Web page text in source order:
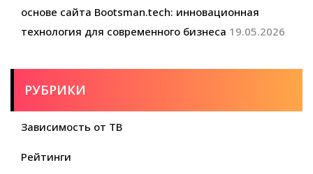
основе сайта Bootsman.tech: инновационная
технология для современного бизнеса 19.05.2026
РУБРИКИ
Зависимость от ТВ
Рейтинги